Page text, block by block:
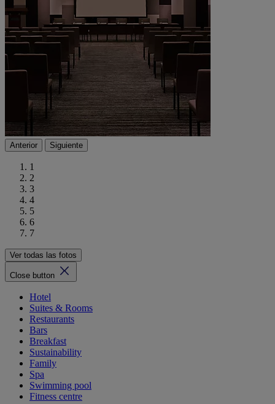
Anterior Siguiente
1
2
3
4
5
6
7
Ver todas las fotos
Close button
Hotel
Suites & Rooms
Restaurants
Bars
Breakfast
Sustainability
Family
Spa
Swimming pool
Fitness centre